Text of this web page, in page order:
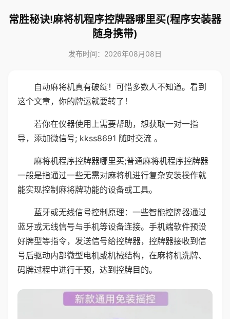
常胜秘诀!麻将机程序控牌器哪里买(程序安装器
随身携带)
发布时间：2026年08月08日
自动麻将机真有破绽！可惜多数人不知道。看到
这个文章，你的牌运就要转了！
若你在仪器使用上需要帮助，想获取一对一指
导，添加微信号; kkss8691 随时交流 。
麻将机程序控牌器哪里买;普通麻将机程序控牌器
一般是指通过一些无需对麻将机进行复杂安装操作就
能实现控制麻将牌功能的设备或工具。
蓝牙或无线信号控制原理：一些智能控牌器通过
蓝牙或无线信号与手机等设备连接。手机端软件预设
好牌型等指令，发送信号给控牌器，控牌器接收到信
号后驱动内部微型电机或机械结构，在麻将机洗牌、
码牌过程中进行干预，达到控牌目的。